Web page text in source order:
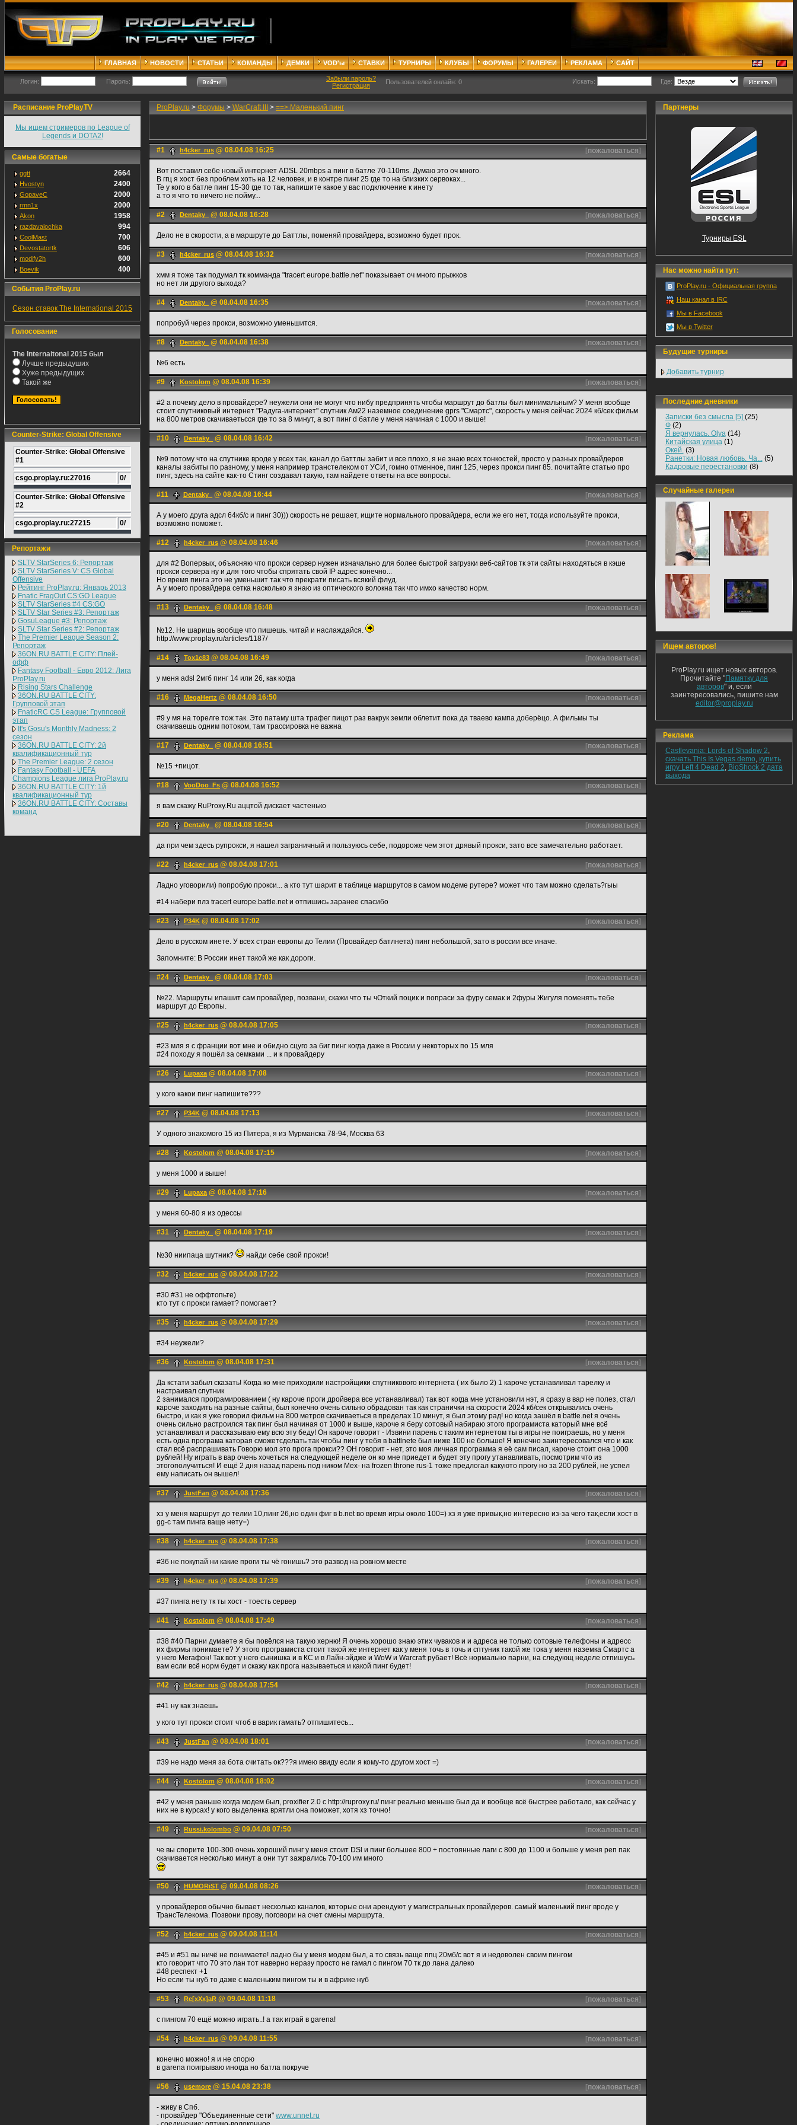
ГЛАВНАЯ НОВОСТИ СТАТЬИ КОМАНДЫ ДЕМКИ VOD'ы СТАВКИ ТУРНИРЫ КЛУБЫ ФОРУМЫ ГАЛЕРЕИ РЕКЛАМА САЙТ
Логин: Пароль:
Забыли пароль?
Регистрация
Пользователей онлайн: 0 Искать: Где:
Расписание ProPlayTV
Мы ищем стримеров по League of
Legends и DOTA2!
Самые богатые
ggtt 2664
Hvostyn 2400
GopaveC 2000
rmn1x 2000
Akon 1958
razdavalochka 994
CoolMast 700
Devostatortk 606
modify2h 600
Boevik 400
События ProPlay.ru
Сезон ставок The International 2015
Голосование
The Internaitonal 2015 был
Лучше предыдуших
Хуже предыдущих
Такой же
Counter-Strike: Global Offensive
Counter-Strike: Global Offensive
#1
csgo.proplay.ru:27016 0/
Counter-Strike: Global Offensive
#2
csgo.proplay.ru:27215 0/
Репортажи
SLTV StarSeries 6: Репортаж
SLTV StarSeries V: CS Global
Offensive
Рейтинг ProPlay.ru: Январь 2013
Fnatic FragOut CS:GO League
SLTV StarSeries #4 CS:GO
SLTV Star Series #3: Репортаж
GosuLeague #3: Репортаж
SLTV Star Series #2: Репортаж
The Premier League Season 2:
Репортаж
36ON.RU BATTLE CITY: Плей-
офф
Fantasy Football - Евро 2012: Лига
ProPlay.ru
Rising Stars Challenge
36ON.RU BATTLE CITY:
Групповой этап
FnaticRC CS League: Групповой
этап
It's Gosu's Monthly Madness: 2
сезон
36ON.RU BATTLE CITY: 2й
квалификационный тур
The Premier League: 2 cезон
Fantasy Football - UEFA
Champions League лига ProPlay.ru
36ON.RU BATTLE CITY: 1й
квалификационный тур
36ON.RU BATTLE CITY: Составы
команд
ProPlay.ru > Форумы > WarCraft III > ==> Маленький пинг
#1 h4cker_rus @ 08.04.08 16:25 [пожаловаться]
Вот поставил себе новый интернет ADSL 20mbps а пинг в батле 70-110ms. Думаю это оч много.
В ггц я хост без проблем хоть на 12 человек, и в контре пинг 25 где то на близких сервоках...
Те у кого в батле пинг 15-30 где то так, напишите какое у вас подключение к инету
а то я что то ничего не пойму...
#2 Dentaky_ @ 08.04.08 16:28 [пожаловаться]
Дело не в скорости, а в маршруте до Баттлы, поменяй провайдера, возможно будет прок.
#3 h4cker_rus @ 08.04.08 16:32 [пожаловаться]
хмм я тоже так подумал тк комманда "tracert europe.battle.net" показывает оч много прыжков
но нет ли другого выхода?
#4 Dentaky_ @ 08.04.08 16:35 [пожаловаться]
попробуй через прокси, возможно уменьшится.
#8 Dentaky_ @ 08.04.08 16:38 [пожаловаться]
№6 есть
#9 Kostolom @ 08.04.08 16:39 [пожаловаться]
#2 а почему дело в провайдере? неужели они не могут что нибу предпринять чтобы маршрут до батлы был минимальным? У меня вообще
стоит спутниковый интернет "Радуга-интернет" спутник Ам22 наземное соединение gprs "Смартс", скорость у меня сейчас 2024 кб/сек фильм
на 800 метров скачиваетьсся где то за 8 минут, а вот пинг d батле у меня начиная с 1000 и выше!
#10 Dentaky_ @ 08.04.08 16:42 [пожаловаться]
№9 потому что на спутнике вроде у всех так, канал до баттлы забит и все плохо, я не знаю всех тонкостей, просто у разных провайдеров
каналы забиты по разному, у меня например транстелеком от УСИ, гомно отменное, пинг 125, через прокси пинг 85. почитайте статью про
пинг, здесь на сайте как-то Стинг создавал такую, там найдете ответы на все вопросы.
#11 Dentaky_ @ 08.04.08 16:44 [пожаловаться]
А у моего друга адсл 64кб/с и пинг 30))) скорость не решает, ищите нормального провайдера, если же его нет, тогда используйте прокси,
возможно поможет.
#12 h4cker_rus @ 08.04.08 16:46 [пожаловаться]
для #2 Вопервых, объясняю что прокси сервер нужен изначально для более быстрой загрузки веб-сайтов тк эти сайты находяться в кэше
прокси сервера ну и для того чтобы спрятать свой IP адрес конечно...
Но время пинга это не уменьшит так что прекрати писать всякий флуд.
А у моего провайдера сетка насколько я знаю из оптического волокна так что имхо качество норм.
#13 Dentaky_ @ 08.04.08 16:48 [пожаловаться]
№12. Не шаришь вообще что пишешь. читай и наслаждайся.
http://www.proplay.ru/articles/1187/
#14 Tox1c83 @ 08.04.08 16:49 [пожаловаться]
у меня adsl 2мгб пинг 14 или 26, как когда
#16 MegaHertz @ 08.04.08 16:50 [пожаловаться]
#9 у мя на торелге тож так. Это патаму шта трафег пицот раз вакрук земли облетит пока да тваево кампа доберёцо. А фильмы ты
скачиваешь одним потоком, там трассировка не важна
#17 Dentaky_ @ 08.04.08 16:51 [пожаловаться]
№15 +пицот.
#18 VooDoo_Fs @ 08.04.08 16:52 [пожаловаться]
я вам скажу RuProxy.Ru аццтой дискает частенько
#20 Dentaky_ @ 08.04.08 16:54 [пожаловаться]
да при чем здесь рупрокси, я нашел заграничный и пользуюсь себе, подороже чем этот дрявый прокси, зато все замечательно работает.
#22 h4cker_rus @ 08.04.08 17:01 [пожаловаться]
Ладно уговорили) попробую прокси... а кто тут шарит в таблице маршрутов в самом модеме рутере? может что там можно сделать?гыы
#14 набери плз tracert europe.battle.net и отпишись заранее спасибо
#23 P34K @ 08.04.08 17:02 [пожаловаться]
Дело в русском инете. У всех стран европы до Телии (Провайдер батлнета) пинг небольшой, зато в россии все иначе.
Запомните: В России инет такой же как дороги.
#24 Dentaky_ @ 08.04.08 17:03 [пожаловаться]
№22. Маршруты ипашит сам провайдер, позвани, скажи что ты чОткий поцик и попраси за фуру семак и 2фуры Жигуля поменять тебе
маршрут до Европы.
#25 h4cker_rus @ 08.04.08 17:05 [пожаловаться]
#23 мля я с франции вот мне и обидно сцуго за биг пинг когда даже в России у некоторых по 15 мля
#24 походу я пошёл за семками ... и к провайдеру
#26 Lupaxa@ 08.04.08 17:08 [пожаловаться]
у кого какои пинг напишите???
#27 P34K @ 08.04.08 17:13 [пожаловаться]
У одного знакомого 15 из Питера, я из Мурманска 78-94, Москва 63
#28 Kostolom @ 08.04.08 17:15 [пожаловаться]
у меня 1000 и выше!
#29 Lupaxa@ 08.04.08 17:16 [пожаловаться]
у меня 60-80 я из одессы
#31 Dentaky_ @ 08.04.08 17:19 [пожаловаться]
№30 ниипаца шутник? найди себе свой прокси!
#32 h4cker_rus @ 08.04.08 17:22 [пожаловаться]
#30 #31 не оффтопьте)
кто тут с прокси гамает? помогает?
#35 h4cker_rus @ 08.04.08 17:29 [пожаловаться]
#34 неужели?
#36 Kostolom @ 08.04.08 17:31 [пожаловаться]
Да кстати забыл сказать! Когда ко мне приходили настройщики спутникового интернета ( их было 2) 1 кароче устанавливал тарелку и
настраивал спутник
2 занимался програмированием ( ну кароче проги дройвера все устанавливал) так вот когда мне установили нэт, я сразу в вар не полез, стал
кароче заходить на разные сайты, был конечно очень сильно обрадован так как странички на скорости 2024 кб/сек открывались очень
быстро, и как я уже говорил фильм на 800 метров скачиваеться в пределах 10 минут, я был этому рад! но когда зашёл в battle.net я очень
очень сильно растроился так пинг был начиная от 1000 и выше, кароче я беру сотовый набираю этого програмиста каторый мне всё
устанавливал и рассказываю ему всю эту беду! Он кароче говорит - Извини парень с таким интернетом ты в игры не поиграешь, но у меня
есть одна програма каторая сможетсделать так чтобы пинг у тебя в battlnete был ниже 100 не больше! Я конечно заинтересовался что и как
стал всё распрашивать Говорю мол это прога прокси?? ОН говорит - нет, это моя личная программа я её сам писал, кароче стоит она 1000
рублей! Ну играть в вар очень хочеться на следующей неделе он ко мне приедет и будет эту прогу утанавливать, посмотрим что из
этогополучиться! И ещё 2 дня назад парень под ником Mex- на frozen throne rus-1 тоже предлогал какуюто прогу но за 200 рублей, не успел
ему написать он вышел!
#37 JustFan @ 08.04.08 17:36 [пожаловаться]
хз у меня маршрут до телии 10,пинг 26,но один фиг в b.net во время игры около 100=) хз я уже привык,но интересно из-за чего так,если хост в
gg-c там пинга ваще нету=)
#38 h4cker_rus @ 08.04.08 17:38 [пожаловаться]
#36 не покупай ни какие проги ты чё гонишь? это развод на ровном месте
#39 h4cker_rus @ 08.04.08 17:39 [пожаловаться]
#37 пинга нету тк ты хост - тоесть сервер
#41 Kostolom @ 08.04.08 17:49 [пожаловаться]
#38 #40 Парни думаете я бы повёлся на такую херню! Я очень хорошо знаю этих чуваков и и адреса не только сотовые телефоны и адресс
их фирмы понимаете? У этого програмиста стоит такой же интернет как у меня точь в точь и сптуник такой же тока у меня наземка Смартс а
у него Мегафон! Так вот у него сынишка и в КС и в Лайн-эйдже и WoW и Warcraft рубает! Всё нормально парни, на следующ неделе отпишусь
вам если всё норм будет и скажу как прога называеться и какой пинг будет!
#42 h4cker_rus @ 08.04.08 17:54 [пожаловаться]
#41 ну как знаешь
у кого тут прокси стоит чтоб в варик гамать? отпишитесь...
#43 JustFan @ 08.04.08 18:01 [пожаловаться]
#39 не надо меня за бота считать ок???я имею ввиду если я кому-то другом хост =)
#44 Kostolom @ 08.04.08 18:02 [пожаловаться]
#42 у меня раньше когда модем был, proxifier 2.0 c http://ruproxy.ru/ пинг реально меньше был да и вообще всё быстрее работало, как сейчас у
них не в курсах! у кого выделенка врятли она поможет, хотя хз точно!
#49 Russi.kolombo @ 09.04.08 07:50 [пожаловаться]
че вы спорите 100-300 очень хороший пинг у меня стоит DSl и пинг большее 800 + постоянные лаги с 800 до 1100 и больше у меня реп пак
скачивается несколько минут а они тут зажрались 70-100 им много
#50 HUMORiST @ 09.04.08 08:26 [пожаловаться]
у провайдеров обычно бывает несколько каналов, которые они арендуют у магистральных провайдеров. самый маленький пинг вроде у
ТрансТелекома. Позвони прову, поговори на счет смены маршрута.
#52 h4cker_rus @ 09.04.08 11:14 [пожаловаться]
#45 и #51 вы ничё не понимаете! ладно бы у меня модем был, а то связь ваще ппц 20мб/с вот я и недоволен своим пингом
кто говорит что 70 это лан тот наверно неразу просто не гамал с пингом 70 тк до лана далеко
#48 респект +1
Но если ты нуб то даже с маленьким пингом ты и в африке нуб
#53 Re[xXx]aR @ 09.04.08 11:18 [пожаловаться]
с пингом 70 ещё можно играть..! а так играй в garena!
#54 h4cker_rus @ 09.04.08 11:55 [пожаловаться]
конечно можно! я и не спорю
в garena поигрываю иногда но батла покруче
#56 usemore @ 15.04.08 23:38 [пожаловаться]
- живу в Спб.
- провайдер "Объединенные сети" www.unnet.ru
Партнеры
Турниры ESL
Нас можно найти тут:
ProPlay.ru - Официальная группа
Наш канал в IRC
Мы в Facebook
Мы в Twitter
Будущие турниры
Добавить турнир
Последние дневники
Записки без смысла [5] (25)
Ф(2)
Я вернулась. Olya(14)
Китайская улица(1)
Окей.(3)
Ранетки: Новая любовь. Ча...(5)
Кадровые перестановки (8)
Случайные галереи
Ищем авторов!
ProPlay.ru ищет новых авторов.
Прочитайте "Памятку для
авторов" и, если
заинтересовались, пишите нам
editor@proplay.ru
Реклама
Castlevania: Lords of Shadow 2,
скачать This Is Vegas demo, купить
игру Left 4 Dead 2, BioShock 2 дата
выхода